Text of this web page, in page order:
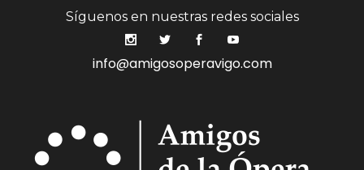
Síguenos en nuestras redes sociales
info@amigosoperavigo.com